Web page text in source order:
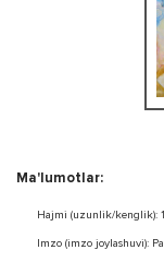
Ma'lumotlar:
Hajmi (uzunlik/kenglik):
Imzo (imzo joylashuvi):